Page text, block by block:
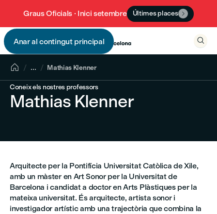
Graus Oficials · Inici setembre Últimes places 
Anar al contingut principal
 
 ... Mathias Klenner
Coneix els nostres professors
Mathias Klenner
Arquitecte per la Pontifícia Universitat Catòlica de Xile,
amb un màster en Art Sonor per la Universitat de
Barcelona i candidat a doctor en Arts Plàstiques per la
mateixa universitat. És arquitecte, artista sonor i
investigador artístic amb una trajectòria que combina la